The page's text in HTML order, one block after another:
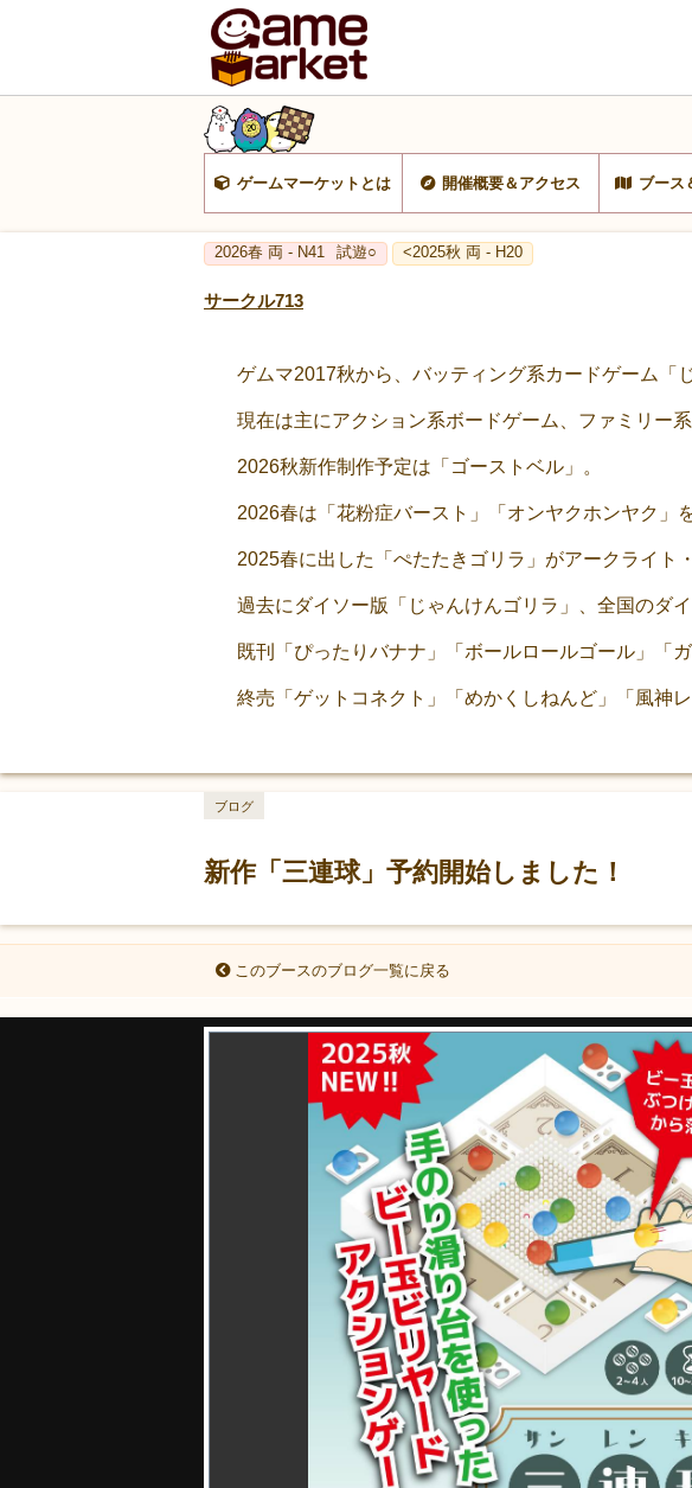
ゲームマーケットとは 開催概要＆アクセス ブース
2026春 両 - N41 試遊○ <2025秋 両 - H20
サークル713
ゲムマ2017秋から、バッティング系カードゲーム「
現在は主にアクション系ボードゲーム、ファミリー
2026秋新作制作予定は「ゴーストベル」。
2026春は「花粉症バースト」「オンヤクホンヤク」
2025春に出した「ぺたたきゴリラ」がアークライト
過去にダイソー版「じゃんけんゴリラ」、全国のダ
既刊「ぴったりバナナ」「ボールロールゴール」「
終売「ゲットコネクト」「めかくしねんど」「風神
新作「三連球」予約開始しました！
ブログ
このブースのブログ一覧に戻る